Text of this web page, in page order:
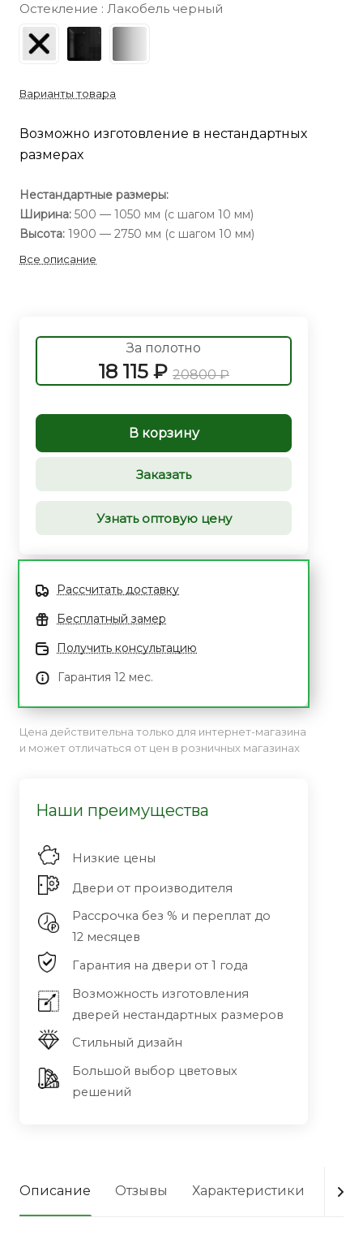
Остекление : Лакобель черный
Варианты товара
Возможно изготовление в нестандартных
размерах
Нестандартные размеры:
Ширина: 500 — 1050 мм (с шагом 10 мм)
Высота: 1900 — 2750 мм (с шагом 10 мм)
Все описание
За полотно
18 115 ₽ 20800 ₽
В корзину
Заказать
Узнать оптовую цену
Рассчитать доставку
Бесплатный замер
Получить консультацию
Гарантия 12 мес.
Цена действительна только для интернет-магазина
и может отличаться от цен в розничных магазинах
Наши преимущества
Низкие цены
Двери от производителя
Рассрочка без % и переплат до
12 месяцев
Гарантия на двери от 1 года
Возможность изготовления
дверей нестандартных размеров
Стильный дизайн
Большой выбор цветовых
решений
Описание Отзывы Характеристики